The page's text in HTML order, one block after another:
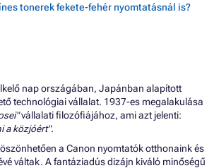
tonerek fekete-fehér nyomtatásnál is?
nap országában, Japánban alapított
technológiai vállalat. 1937-es megalakulása
vállalati filozófiájához, ami azt jelenti:
a közjóért".
a Canon nyomtatók otthonaink és
váltak. A fantáziadús dizájn kiváló minőségű